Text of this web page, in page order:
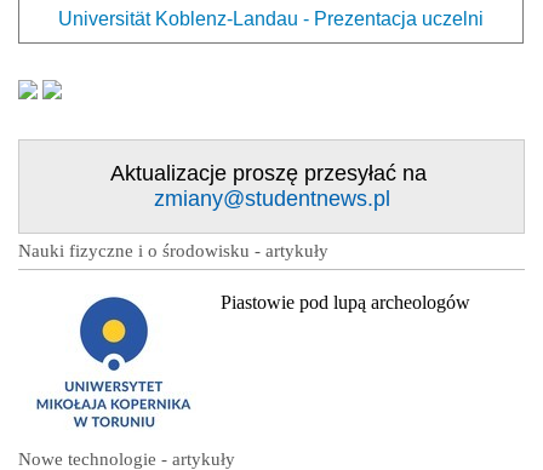
Universität Koblenz-Landau - Prezentacja uczelni
Aktualizacje proszę przesyłać na
zmiany@studentnews.pl
Nauki fizyczne i o środowisku - artykuły
Piastowie pod lupą archeologów
Nowe technologie - artykuły